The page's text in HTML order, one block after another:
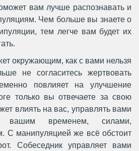
вам лучше распознавать и
Чем больше вы знаете о
тем легче вам будет их
окружающим, как с вами нельзя
не согласитесь жертвовать
повлияет на улучшение
только вы отвечаете за свою
влиять на вас, управлять вами
вашим временем, силами,
С манипуляцией же всё обстоит
Собеседник управляет вами